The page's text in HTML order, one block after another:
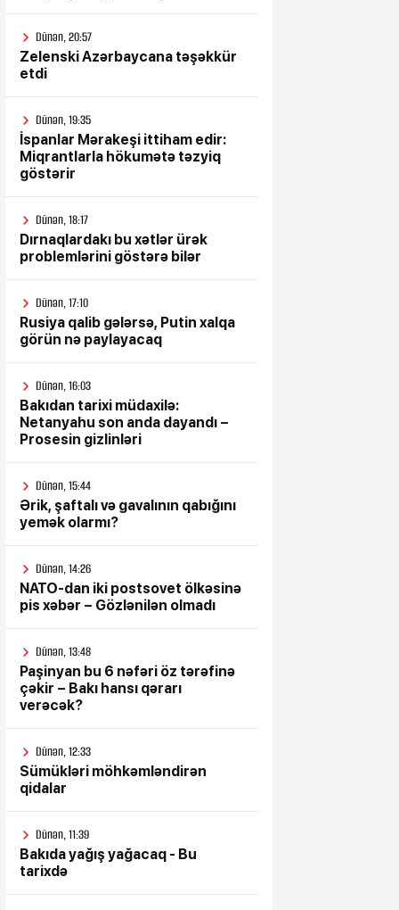
Dünən, 20:57
Zelenski Azərbaycana təşəkkür
etdi
Dünən, 19:35
İspanlar Mərakeşi ittiham edir:
Miqrantlarla hökumətə təzyiq
göstərir
Dünən, 18:17
Dırnaqlardakı bu xətlər ürək
problemlərini göstərə bilər
Dünən, 17:10
Rusiya qalib gələrsə, Putin xalqa
görün nə paylayacaq
Dünən, 16:03
Bakıdan tarixi müdaxilə:
Netanyahu son anda dayandı –
Prosesin gizlinləri
Dünən, 15:44
Ərik, şaftalı və gavalının qabığını
yemək olarmı?
Dünən, 14:26
NATO-dan iki postsovet ölkəsinə
pis xəbər – Gözlənilən olmadı
Dünən, 13:48
Paşinyan bu 6 nəfəri öz tərəfinə
çəkir – Bakı hansı qərarı
verəcək?
Dünən, 12:33
Sümükləri möhkəmləndirən
qidalar
Dünən, 11:39
Bakıda yağış yağacaq - Bu
tarixdə